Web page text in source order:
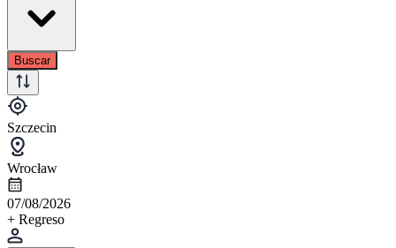
Buscar
Szczecin
Wrocław
07/08/2026
+ Regreso